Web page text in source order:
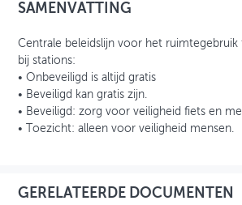
SAMENVATTING
Centrale beleidslijn voor het ruimtegebruik
bij stations:
• Onbeveiligd is altijd gratis
• Beveiligd kan gratis zijn.
• Beveiligd: zorg voor veiligheid fiets en
• Toezicht: alleen voor veiligheid mensen.
GERELATEERDE DOCUMENTEN